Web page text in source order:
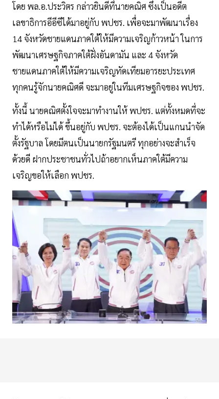
โดย พล.อ.ประวิตร กล่าวยินดีที่นายคณิศ ซึ่งเป็นอดีต
เลขาธิการอีอีซีได้มาอยู่กับ พปชร. เพื่อจะมาพัฒนาเรื่อง
14 จังหวัดชายแดนภาคใต้ให้มีความเจริญก้าวหน้า ในการ
พัฒนาเศรษฐกิจภาคใต้ฝั่งอันดามัน และ 4 จังหวัด
ชายแดนภาคใต้ให้มีความเจริญทัดเทียมอารยะประเทศ
ทุกคนรู้จักนายคณิศดี จะมาอยู่ในทีมเศรษฐกิจของ พปชร.
ทั้งนี้ นายคณิศตั้งใจจะมาทำงานให้ พปชร. แต่ทั้งหมดที่จะ
ทำได้หรือไม่ได้ ขึ้นอยู่กับ พปชร. จะต้องได้เป็นแกนนำจัด
ตั้งรัฐบาล โดยมีตนเป็นนายกรัฐมนตรี ทุกอย่างจะสำเร็จ
ด้วยดี ฝากประชาชนทั่วไปถ้าอยากเห็นภาคใต้มีความ
เจริญขอให้เลือก พปชร.